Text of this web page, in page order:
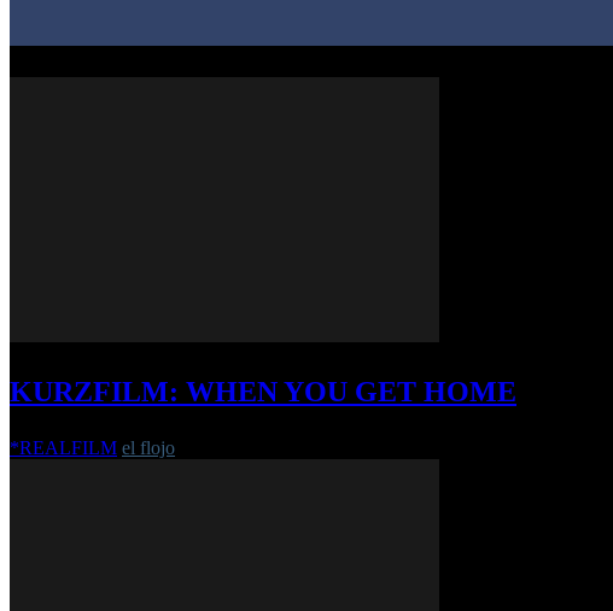
KURZFILM: WHEN YOU GET HOME
*REALFILM el flojo